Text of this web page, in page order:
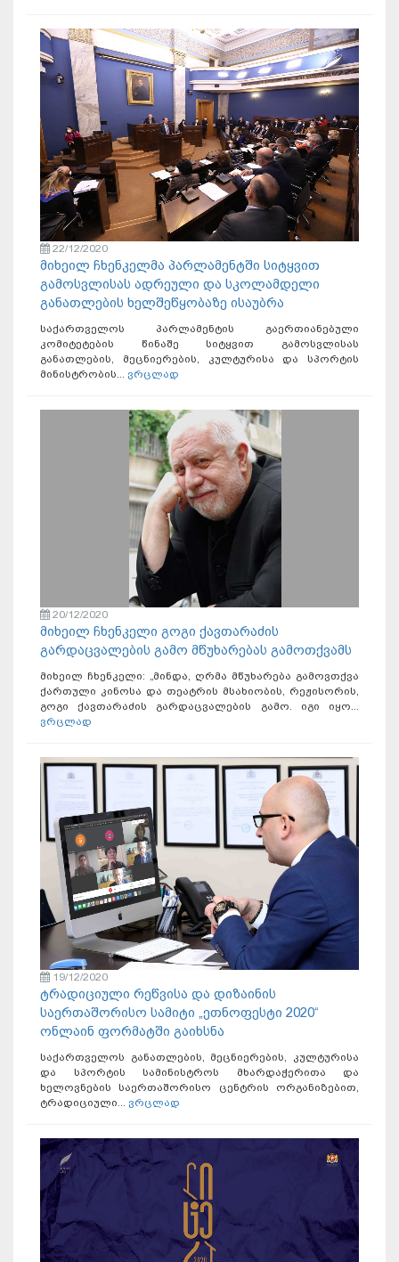
22/12/2020
მიხეილ ჩხენკელმა პარლამენტში სიტყვით
გამოსვლისას ადრეული და სკოლამდელი
განათლების ხელშეწყობაზე ისაუბრა
საქართველოს პარლამენტის გაერთიანებული
კომიტეტების წინაშე სიტყვით გამოსვლისას
განათლების, მეცნიერების, კულტურისა და სპორტის
მინისტრობის... ვრცლად
20/12/2020
მიხეილ ჩხენკელი გოგი ქავთარაძის
გარდაცვალების გამო მწუხარებას გამოთქვამს
მიხეილ ჩხენკელი: „მინდა, ღრმა მწუხარება გამოვთქვა
ქართული კინოსა და თეატრის მსახიობის, რეჟისორის,
გოგი ქავთარაძის გარდაცვალების გამო. იგი იყო...
ვრცლად
19/12/2020
ტრადიციული რეწვისა და დიზაინის
საერთაშორისო სამიტი „ეთნოფესტი 2020“
ონლაინ ფორმატში გაიხსნა
საქართველოს განათლების, მეცნიერების, კულტურისა
და სპორტის სამინისტროს მხარდაჭერითა და
ხელოვნების საერთაშორისო ცენტრის ორგანიზებით,
ტრადიციული... ვრცლად